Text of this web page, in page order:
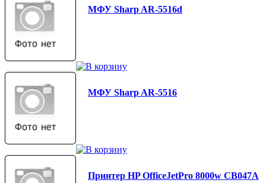
МФУ Sharp AR-5516d
МФУ Sharp AR-5516
Принтер HP OfficeJetPro 8000w CB047A